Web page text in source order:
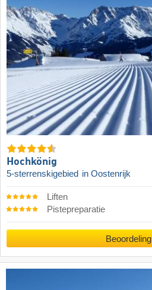
Hochkönig
5-sterrenskigebied in Oostenrijk
Liften
Pistepreparatie
Beoordeling